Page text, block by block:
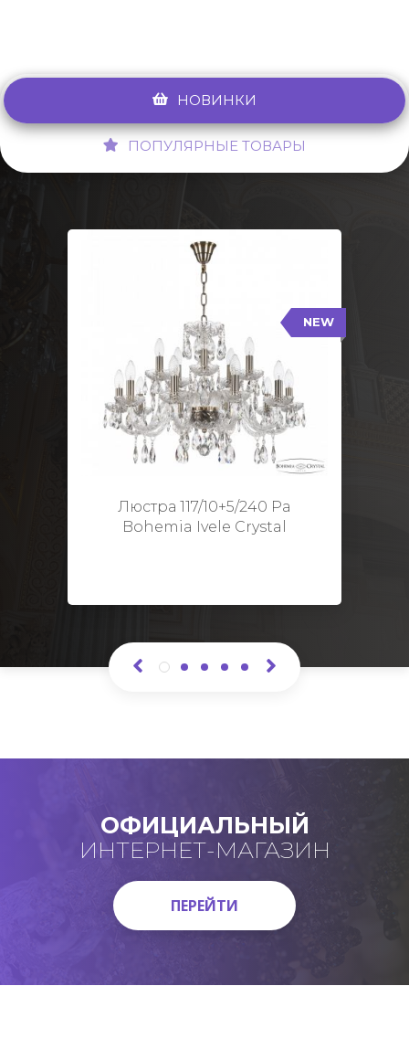
НОВИНКИ
ПОПУЛЯРНЫЕ ТОВАРЫ
NEW
Люстра 117/10+5/240 Pa
Bohemia Ivele Crystal
117/10+5/240 Pa
Тип: Стеклянный рожок
Цвет арматуры: Патина/
Кол-во ламп: 15
Диаметр: 70 см
ОФИЦИАЛЬНЫЙ
ИНТЕРНЕТ-МАГАЗИН
ПЕРЕЙТИ
ПЕРЕЙТИ